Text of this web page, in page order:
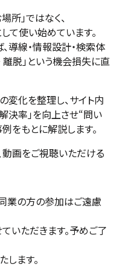
所」ではなく、
て使い始めています。
導線・情報設計・検索体
脱」という機会損失に直
変化を整理し、サイト内
決率」を向上させ“問い
をもとに解説します。
画をご視聴いただける
業の方の参加はご遠慮
いただきます。予めご了
ます。